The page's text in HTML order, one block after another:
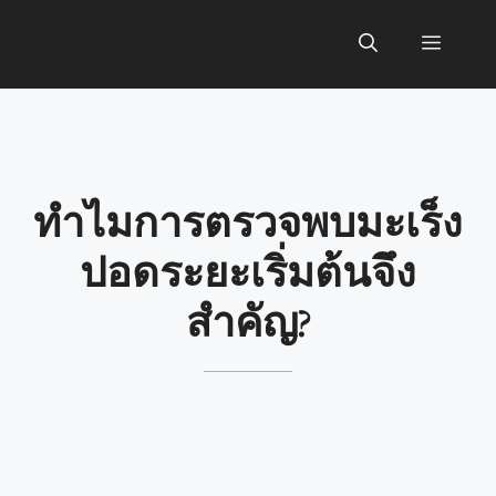
Menu
ทำไมการตรวจพบมะเร็ง
ปอดระยะเริ่มต้นจึง
สำคัญ?